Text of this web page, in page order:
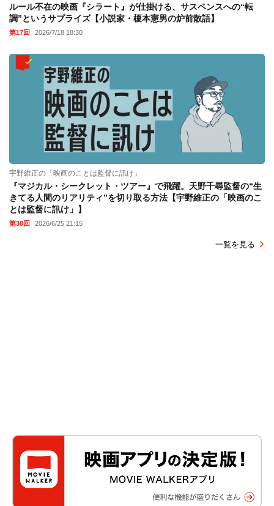
ルール不在の映画『シラート』が仕掛ける、サスペンスへの“転
調”というサプライズ【小説家・榎本憲男の炉前散語】
第17回 2026/7/18 18:30
宇野維正の「映画のことは監督に訊け」
『マジカル・シークレット・ツアー』で飛躍。天野千尋監督の“生
きてる人間のリアリティ”を切り取る方法【宇野維正の「映画のこ
とは監督に訊け」】
第30回 2026/6/25 21:15
一覧を見る